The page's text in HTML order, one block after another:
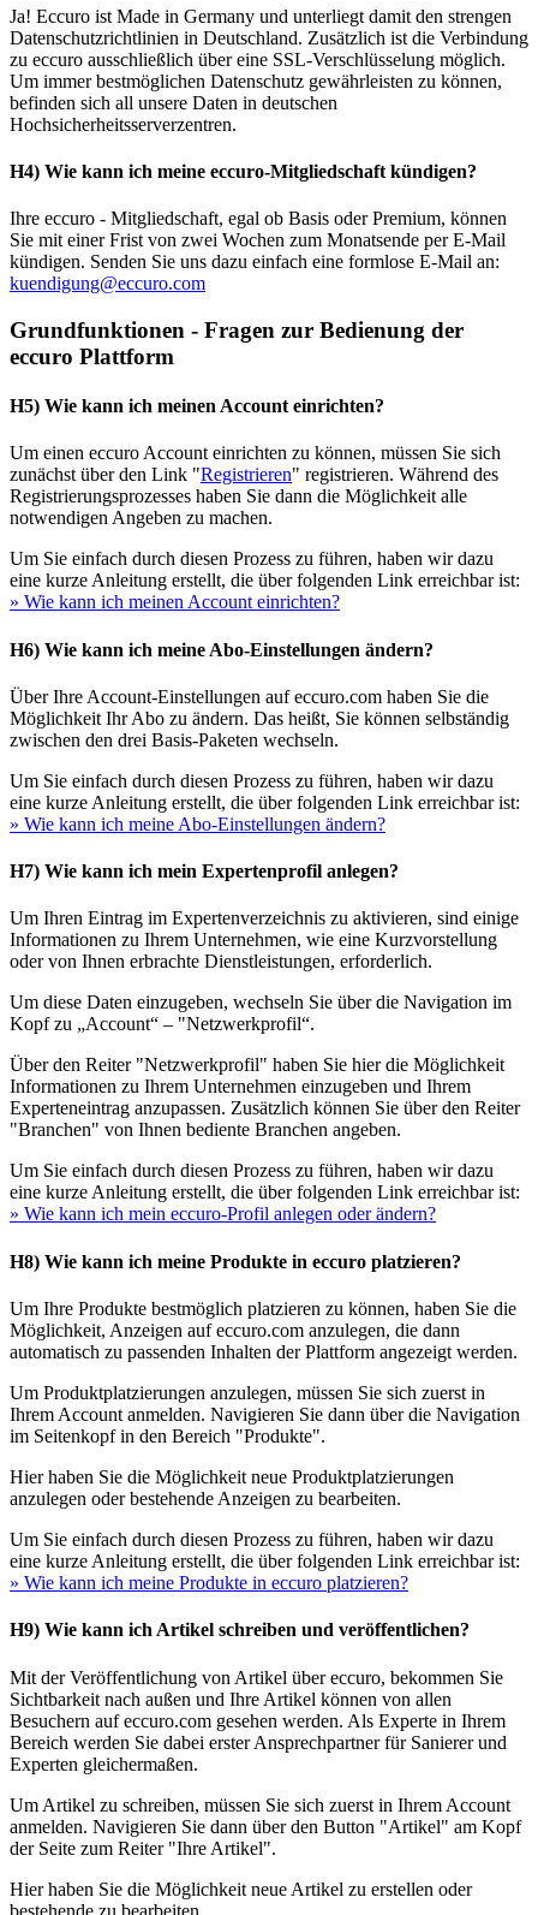
Ja! Eccuro ist Made in Germany und unterliegt damit den strengen
Datenschutzrichtlinien in Deutschland. Zusätzlich ist die Verbindung
zu eccuro ausschließlich über eine SSL-Verschlüsselung möglich.
Um immer bestmöglichen Datenschutz gewährleisten zu können,
befinden sich all unsere Daten in deutschen
Hochsicherheitsserverzentren.
H4) Wie kann ich meine eccuro-Mitgliedschaft kündigen?
Ihre eccuro - Mitgliedschaft, egal ob Basis oder Premium, können
Sie mit einer Frist von zwei Wochen zum Monatsende per E-Mail
kündigen. Senden Sie uns dazu einfach eine formlose E-Mail an:
kuendigung@eccuro.com
Grundfunktionen - Fragen zur Bedienung der
eccuro Plattform
H5) Wie kann ich meinen Account einrichten?
Um einen eccuro Account einrichten zu können, müssen Sie sich
zunächst über den Link "Registrieren" registrieren. Während des
Registrierungsprozesses haben Sie dann die Möglichkeit alle
notwendigen Angeben zu machen.
Um Sie einfach durch diesen Prozess zu führen, haben wir dazu
eine kurze Anleitung erstellt, die über folgenden Link erreichbar ist:
» Wie kann ich meinen Account einrichten?
H6) Wie kann ich meine Abo-Einstellungen ändern?
Über Ihre Account-Einstellungen auf eccuro.com haben Sie die
Möglichkeit Ihr Abo zu ändern. Das heißt, Sie können selbständig
zwischen den drei Basis-Paketen wechseln.
Um Sie einfach durch diesen Prozess zu führen, haben wir dazu
eine kurze Anleitung erstellt, die über folgenden Link erreichbar ist:
» Wie kann ich meine Abo-Einstellungen ändern?
H7) Wie kann ich mein Expertenprofil anlegen?
Um Ihren Eintrag im Expertenverzeichnis zu aktivieren, sind einige
Informationen zu Ihrem Unternehmen, wie eine Kurzvorstellung
oder von Ihnen erbrachte Dienstleistungen, erforderlich.
Um diese Daten einzugeben, wechseln Sie über die Navigation im
Kopf zu „Account“ – "Netzwerkprofil“.
Über den Reiter "Netzwerkprofil" haben Sie hier die Möglichkeit
Informationen zu Ihrem Unternehmen einzugeben und Ihrem
Experteneintrag anzupassen. Zusätzlich können Sie über den Reiter
"Branchen" von Ihnen bediente Branchen angeben.
Um Sie einfach durch diesen Prozess zu führen, haben wir dazu
eine kurze Anleitung erstellt, die über folgenden Link erreichbar ist:
» Wie kann ich mein eccuro-Profil anlegen oder ändern?
H8) Wie kann ich meine Produkte in eccuro platzieren?
Um Ihre Produkte bestmöglich platzieren zu können, haben Sie die
Möglichkeit, Anzeigen auf eccuro.com anzulegen, die dann
automatisch zu passenden Inhalten der Plattform angezeigt werden.
Um Produktplatzierungen anzulegen, müssen Sie sich zuerst in
Ihrem Account anmelden. Navigieren Sie dann über die Navigation
im Seitenkopf in den Bereich "Produkte".
Hier haben Sie die Möglichkeit neue Produktplatzierungen
anzulegen oder bestehende Anzeigen zu bearbeiten.
Um Sie einfach durch diesen Prozess zu führen, haben wir dazu
eine kurze Anleitung erstellt, die über folgenden Link erreichbar ist:
» Wie kann ich meine Produkte in eccuro platzieren?
H9) Wie kann ich Artikel schreiben und veröffentlichen?
Mit der Veröffentlichung von Artikel über eccuro, bekommen Sie
Sichtbarkeit nach außen und Ihre Artikel können von allen
Besuchern auf eccuro.com gesehen werden. Als Experte in Ihrem
Bereich werden Sie dabei erster Ansprechpartner für Sanierer und
Experten gleichermaßen.
Um Artikel zu schreiben, müssen Sie sich zuerst in Ihrem Account
anmelden. Navigieren Sie dann über den Button "Artikel" am Kopf
der Seite zum Reiter "Ihre Artikel".
Hier haben Sie die Möglichkeit neue Artikel zu erstellen oder
bestehende zu bearbeiten.